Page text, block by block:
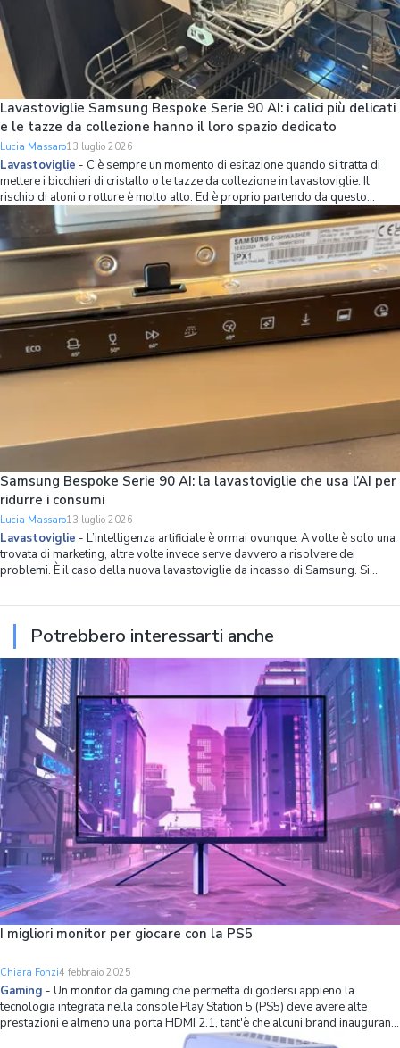
Lavastoviglie Samsung Bespoke Serie 90 AI: i calici più delicati
e le tazze da collezione hanno il loro spazio dedicato
Lucia Massaro13 luglio 2026
Lavastoviglie - C'è sempre un momento di esitazione quando si tratta di
mettere i bicchieri di cristallo o le tazze da collezione in lavastoviglie. Il
rischio di aloni o rotture è molto alto. Ed è proprio partendo da questo
problema che Samsung ha ripensato l’organizzazione dello spazio interno
della lavastov
Samsung Bespoke Serie 90 AI: la lavastoviglie che usa l’AI per
ridurre i consumi
Lucia Massaro13 luglio 2026
Lavastoviglie - L’intelligenza artificiale è ormai ovunque. A volte è solo una
trovata di marketing, altre volte invece serve davvero a risolvere dei
problemi. È il caso della nuova lavastoviglie da incasso di Samsung. Si
modo capillare
Potrebbero interessarti anche
I migliori monitor per giocare con la PS5
Chiara Fonzi4 febbraio 2025
Gaming - Un monitor da gaming che permetta di godersi appieno la
tecnologia integrata nella console Play Station 5 (PS5) deve avere alte
prestazioni e almeno una porta HDMI 2.1, tant'è che alcuni brand inaugurano
delle specifiche linee prodotto solo per questo scopo. Ad esempio, la Sony